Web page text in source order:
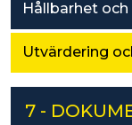
Hållbarhet
Utvärdering
7 -